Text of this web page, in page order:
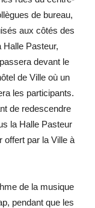
de bureau,
aux côtés des
Halle Pasteur,
devant le
de Ville où un
les participants.
de redescendre
la Halle Pasteur
offert par la Ville à
de la musique
pendant que les